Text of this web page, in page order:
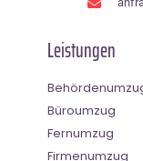
Leistungen
Büroumzug
Fernumzug
Firmenumzug